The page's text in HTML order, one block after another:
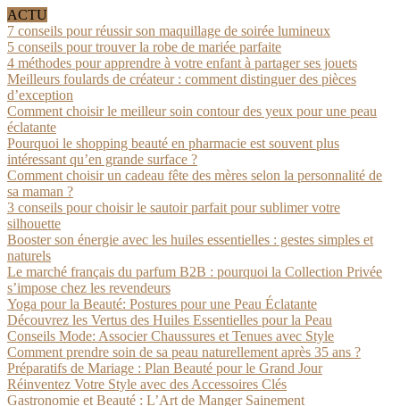
ACTU
7 conseils pour réussir son maquillage de soirée lumineux
5 conseils pour trouver la robe de mariée parfaite
4 méthodes pour apprendre à votre enfant à partager ses jouets
Meilleurs foulards de créateur : comment distinguer des pièces
d’exception
Comment choisir le meilleur soin contour des yeux pour une peau
éclatante
Pourquoi le shopping beauté en pharmacie est souvent plus
intéressant qu’en grande surface ?
Comment choisir un cadeau fête des mères selon la personnalité de
sa maman ?
3 conseils pour choisir le sautoir parfait pour sublimer votre
silhouette
Booster son énergie avec les huiles essentielles : gestes simples et
naturels
Le marché français du parfum B2B : pourquoi la Collection Privée
s’impose chez les revendeurs
Yoga pour la Beauté: Postures pour une Peau Éclatante
Découvrez les Vertus des Huiles Essentielles pour la Peau
Conseils Mode: Associer Chaussures et Tenues avec Style
Comment prendre soin de sa peau naturellement après 35 ans ?
Préparatifs de Mariage : Plan Beauté pour le Grand Jour
Réinventez Votre Style avec des Accessoires Clés
Gastronomie et Beauté : L’Art de Manger Sainement